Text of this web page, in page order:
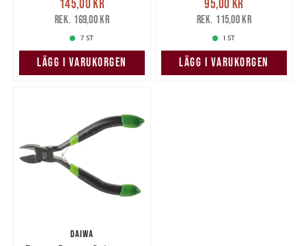
145,00 krTidigare pris
169,00 kr
145,00 kr
169,00 kr
7 ST
LÄGG I VARUKORGEN
95,00 krTidigare pris
115,00 kr
95,00 kr
115,00 kr
1 ST
LÄGG I VARUKORGEN
DAIWA